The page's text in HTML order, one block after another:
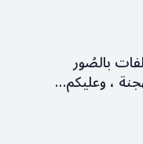
بالصُور
، وعليكم…